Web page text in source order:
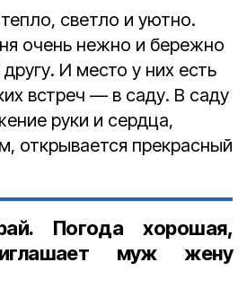
светло и уютно.
очень нежно и бережно
другу. И место у них есть
встреч — в саду. В саду
руки и сердца,
открывается прекрасный
Погода хорошая,
муж жену